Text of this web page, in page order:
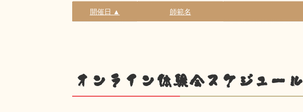
開催日 ▲ 師範名
オンライン体験会スケジュール